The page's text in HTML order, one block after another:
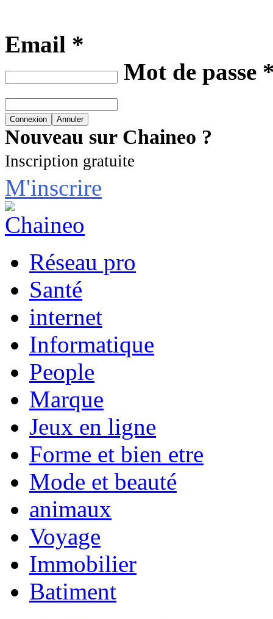
Email *
Mot de passe
Nouveau sur Chaineo ?
Inscription gratuite
M'inscrire
Réseau pro
Santé
internet
Informatique
People
Marque
Jeux en ligne
Forme et bien etre
Mode et beauté
animaux
Voyage
Immobilier
Batiment